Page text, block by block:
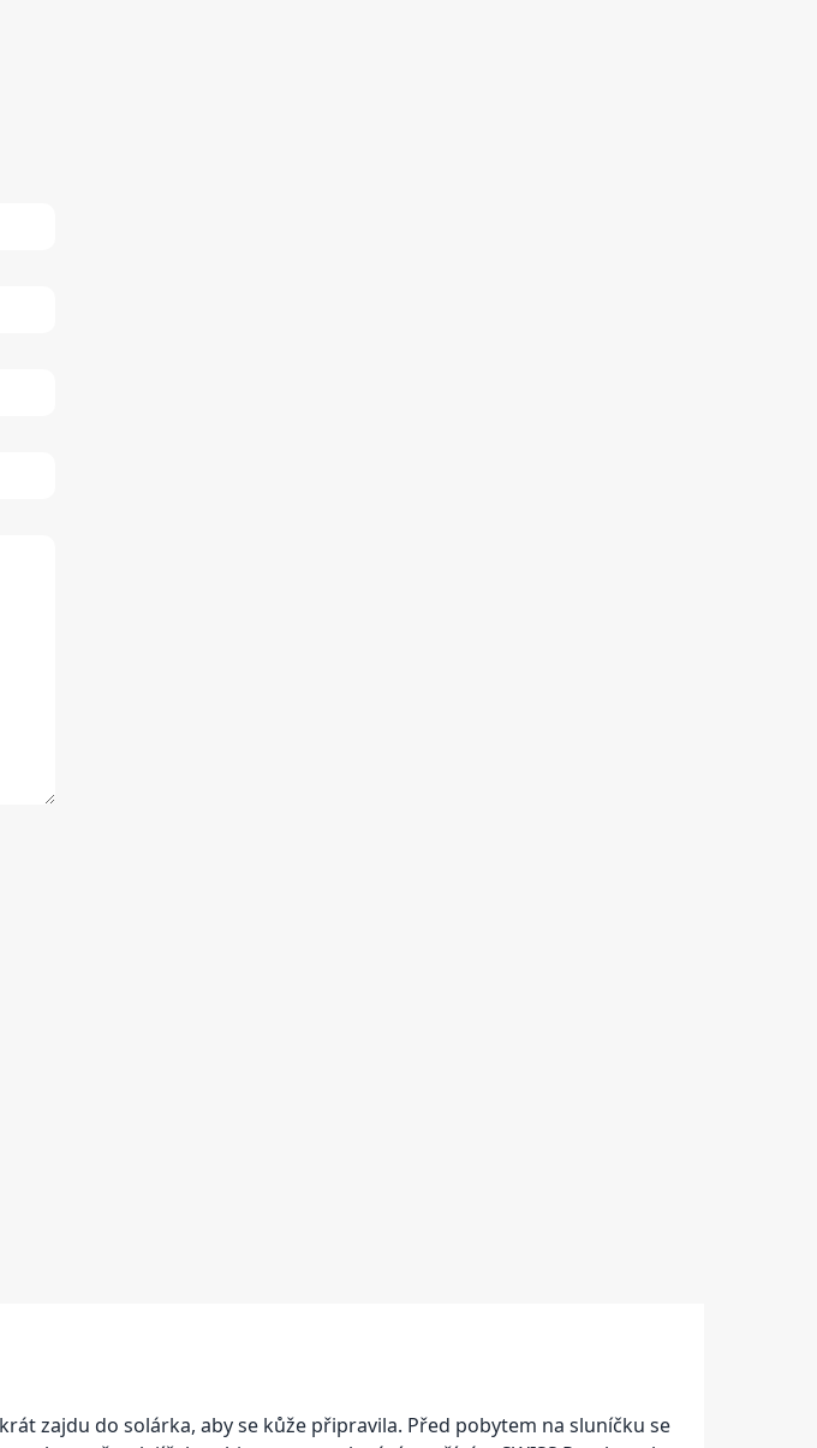
zajdu do solárka, aby se kůže připravila. Před pobytem na sluníčku se